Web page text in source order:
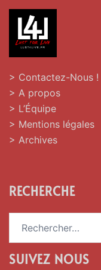
> Contactez-Nous !
> A propos
> L’Équipe
> Mentions légales
> Archives
RECHERCHE
SUIVEZ NOUS